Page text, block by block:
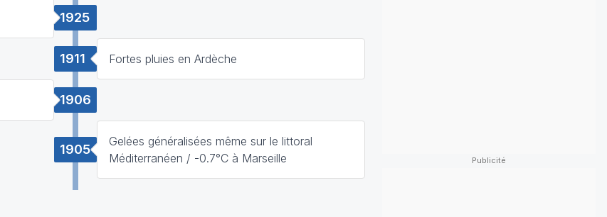
1925
1911 Fortes pluies en Ardèche
1906
1905
Gelées généralisées même sur le littoral
Méditerranéen / -0.7°C à Marseille